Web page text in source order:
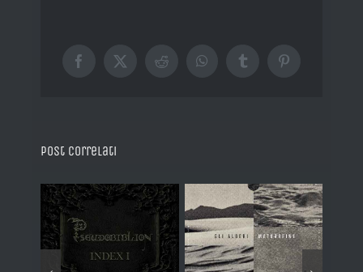
Facebook
X RedditWhatsAppTumblrPinterest
Post correlati